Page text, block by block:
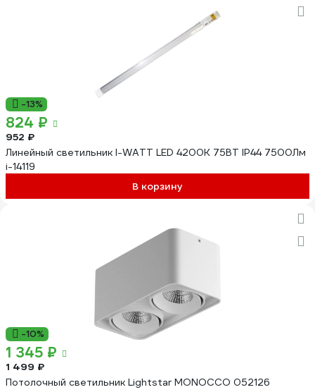
-13%
824 ₽
952 ₽
Линейный светильник I-WATT LED 4200K 75ВТ IP44 7500Лм
i-14119
В корзину
-10%
1 345 ₽
1 499 ₽
Потолочный светильник Lightstar MONOCCO 052126